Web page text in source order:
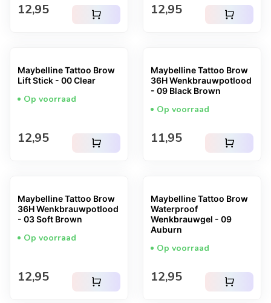
Normale prijs
12,95 shopping_cart Normale prijs
12,95 shopping_cart
Maybelline Tattoo Brow
Lift Stick - 00 Clear
Op voorraad
Normale prijs
12,95 shopping_cart
Maybelline Tattoo Brow
36H Wenkbrauwpotlood
- 09 Black Brown
Op voorraad
Normale prijs
11,95 shopping_cart
Maybelline Tattoo Brow
36H Wenkbrauwpotlood
- 03 Soft Brown
Op voorraad
Normale prijs
12,95 shopping_cart
Maybelline Tattoo Brow
Waterproof
Wenkbrauwgel - 09
Auburn
Op voorraad
Normale prijs
12,95 shopping_cart